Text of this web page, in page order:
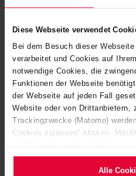
Diese Webseite verwendet
Bei dem Besuch dieser
verarbeitet und Cookies auf
notwendige Cookies, die
Funktionen der Webseite
der Webseite auf jeden Fall
Website oder von Drittanbietern,
Trackingzwecke (Matomo)
Cookies zulassen" klicken.
der Möglichkeit, die
widerrufen) erfahren Sie in
Alle